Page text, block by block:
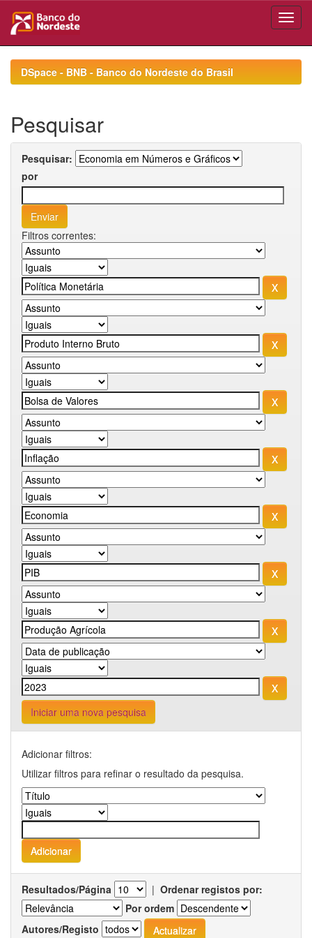
navigationDSpace - BNB - Banco do Nordeste do Brasil
Pesquisar
Pesquisar:
por
Filtros correntes:
Iniciar uma nova pesquisa
Adicionar filtros:
Utilizar filtros para refinar o resultado da pesquisa.
Resultados/Página | Ordenar registos por:
Por ordem
Autores/Registo